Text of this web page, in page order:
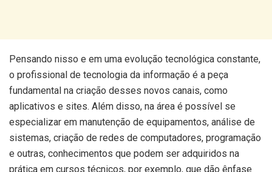
Pensando nisso e em uma evolução tecnológica constante,
o profissional de tecnologia da informação é a peça
fundamental na criação desses novos canais, como
aplicativos e sites. Além disso, na área é possível se
especializar em manutenção de equipamentos, análise de
sistemas, criação de redes de computadores, programação
e outras, conhecimentos que podem ser adquiridos na
prática em cursos técnicos, por exemplo, que dão ênfase